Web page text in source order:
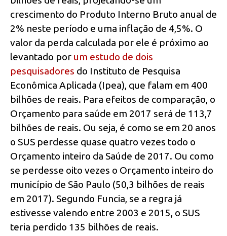
crescimento do Produto Interno Bruto anual de
2% neste período e uma inflação de 4,5%. O
valor da perda calculada por ele é próximo ao
levantado por um estudo de dois
pesquisadores do Instituto de Pesquisa
Econômica Aplicada (Ipea), que falam em 400
bilhões de reais. Para efeitos de comparação, o
Orçamento para saúde em 2017 será de 113,7
bilhões de reais. Ou seja, é como se em 20 anos
o SUS perdesse quase quatro vezes todo o
Orçamento inteiro da Saúde de 2017. Ou como
se perdesse oito vezes o Orçamento inteiro do
município de São Paulo (50,3 bilhões de reais
em 2017). Segundo Funcia, se a regra já
estivesse valendo entre 2003 e 2015, o SUS
teria perdido 135 bilhões de reais.